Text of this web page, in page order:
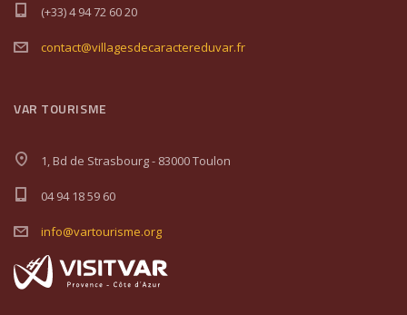
(+33) 4 94 72 60 20
contact@villagesdecaractereduvar.fr
VAR TOURISME
1, Bd de Strasbourg - 83000 Toulon
04 94 18 59 60
info@vartourisme.org